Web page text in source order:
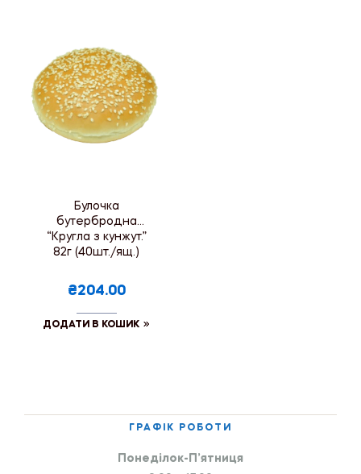
Булочка
бутербродна
“Кругла з кунжут.”
82г (40шт./ящ.)
₴204.00
ДОДАТИ В КОШИК
ГРАФІК РОБОТИ
Понеділок-П’ятниця